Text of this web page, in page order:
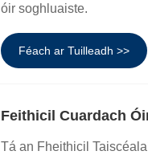
óir soghluaiste.
Féach ar Tuilleadh >>
Feithicil Cuardach
Tá an Fheithicil